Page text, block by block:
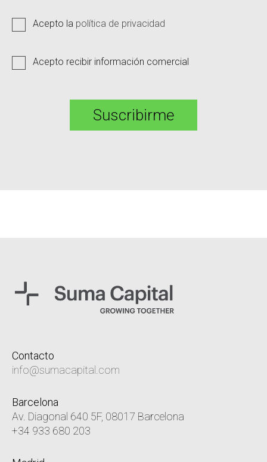
Acepto la política de privacidad
Acepto recibir información comercial
Contacto
info@sumacapital.com
Barcelona
Av. Diagonal 640 5F, 08017 Barcelona
+34 933 680 203